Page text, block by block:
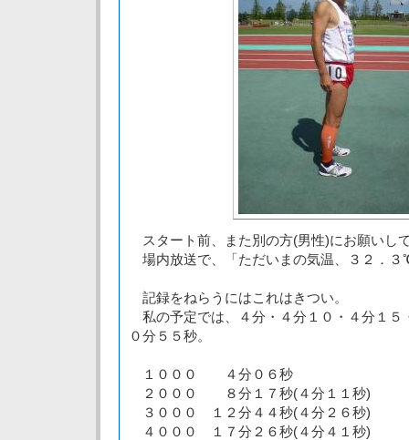
スタート前、また別の方(男性)にお願いし
場内放送で、「ただいまの気温、３２．
記録をねらうにはこれはきつい。
私の予定では、４分・４分１０・４分１５
０分５５秒。
１０００ ４分０６秒
２０００ ８分１７秒(４分１１秒)
３０００ １２分４４秒(４分２６秒)
４０００ １７分２６秒(４分４１秒)